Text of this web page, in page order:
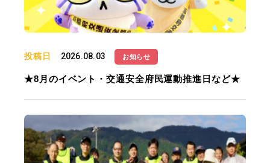
投稿日 2026.08.03 お知らせ
★8月のイベント・交通安全府民運動推進日など★